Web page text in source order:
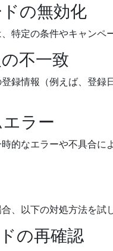
の無効化
特定の条件やキャンペ
不一致
録情報（例えば、登録
ラー
的なエラーや不具合
、以下の対処方法を試
の再確認